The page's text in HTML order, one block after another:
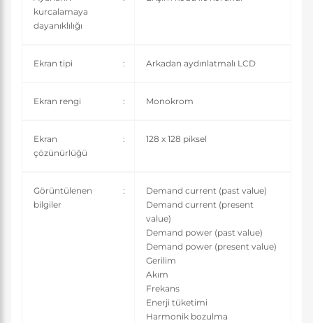
kurcalamaya
dayanıklılığı
Ekran tipi : Arkadan aydınlatmalı LCD
Ekran rengi : Monokrom
Ekran
çözünürlüğü
: 128 x 128 piksel
Görüntülenen
bilgiler
:
Demand current (past value)
Demand current (present
value)
Demand power (past value)
Demand power (present value)
Gerilim
Akım
Frekans
Enerji tüketimi
Harmonik bozulma